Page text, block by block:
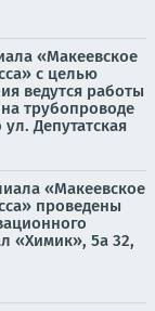
«Макеевское
с целью
ведутся работы
трубопроводе
Депутатская
«Макеевское
проведены
«Химик», 5а 32,